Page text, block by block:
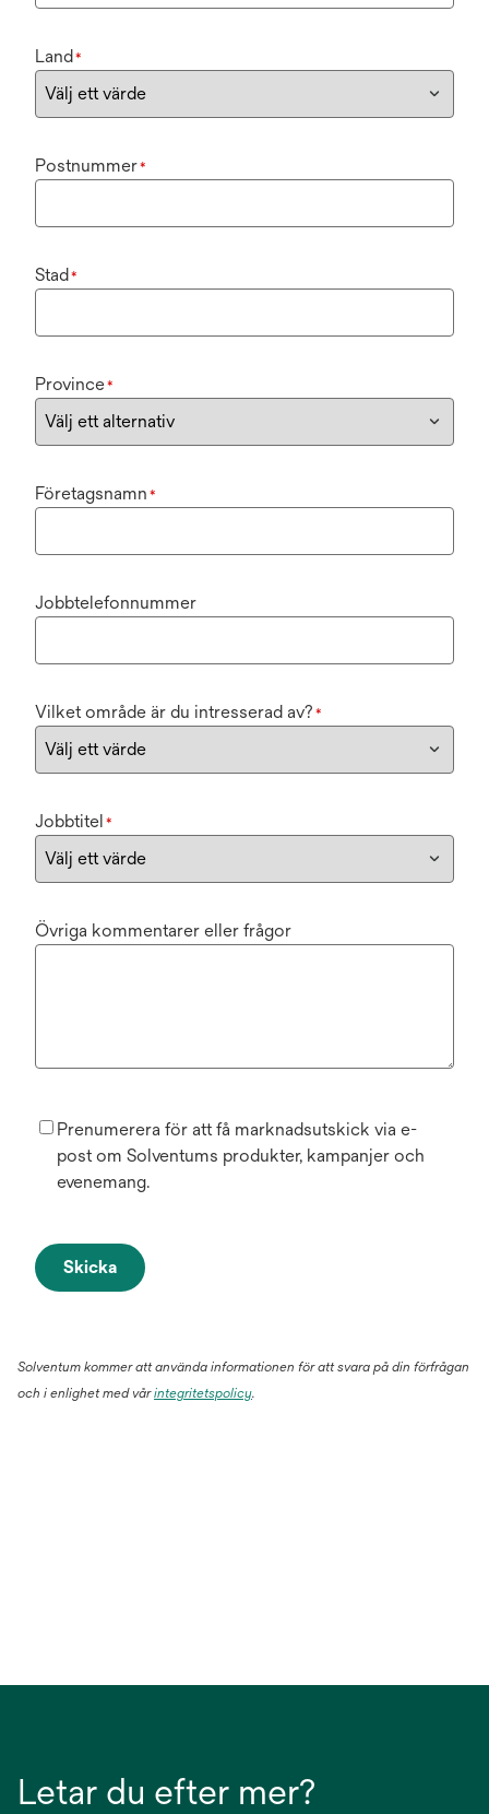
Land *
Postnummer*
Stad *
Province*
Företagsnamn *
Jobbtelefonnummer
Vilket område är du intresserad av? *
Jobbtitel *
Övriga kommentarer eller frågor
Prenumerera för att få marknadsutskick via e-
post om Solventums produkter, kampanjer och
evenemang.
Skicka
Solventum kommer att använda informationen för att svara på din förfrågan
och i enlighet med vårintegritetspolicy.
Letar du efter mer?